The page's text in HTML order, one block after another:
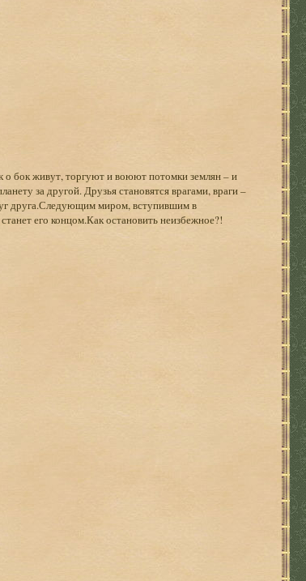
о бок живут, торгуют и воюют потомки землян – и
за другой. Друзья становятся врагами, враги –
друга.Следующим миром, вступившим в
его концом.Как остановить неизбежное?!